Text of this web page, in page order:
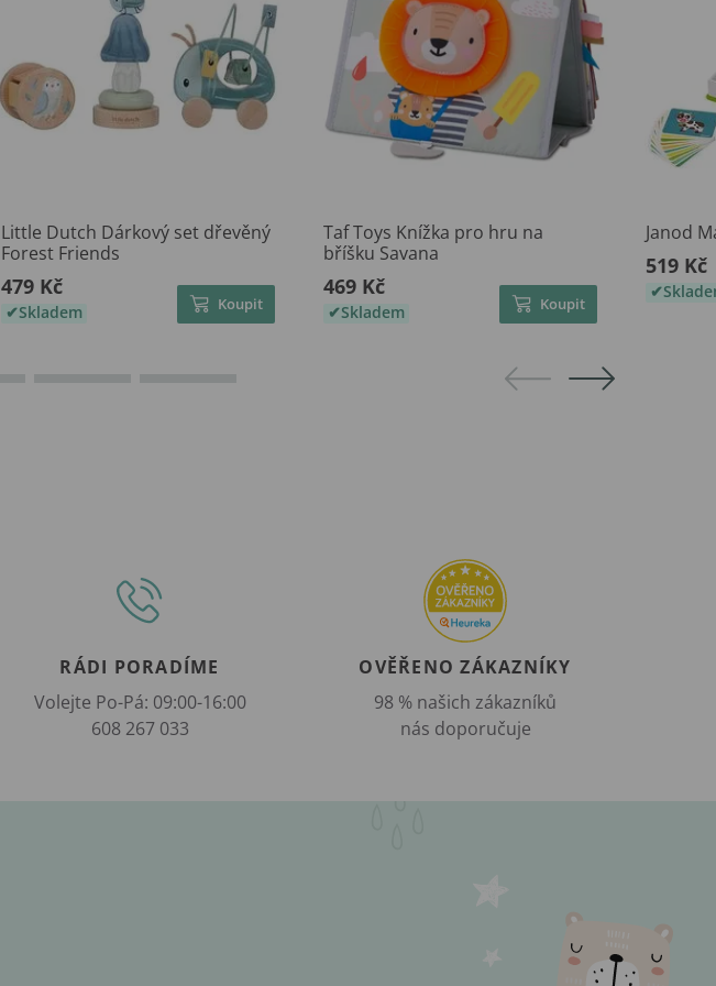
Little Dutch Dárkový set dřevěný
Forest Friends
479 Kč
Skladem Koupit
Taf Toys Knížka pro hru na
bříšku Savana
469 Kč
Skladem Koupit
Janod
519 Kč
RÁDI PORADÍME
Volejte Po-Pá: 09:00-16:00
608 267 033
OVĚŘENO ZÁKAZNÍKY
98 % našich zákazníků
nás doporučuje